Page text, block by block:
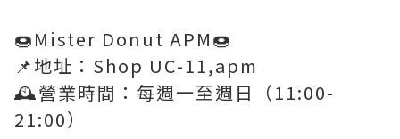
🍩Mister Donut APM🍩
📌地址：Shop UC-11,apm
🕰️營業時間：每週一至週日（11:00-
21:00）